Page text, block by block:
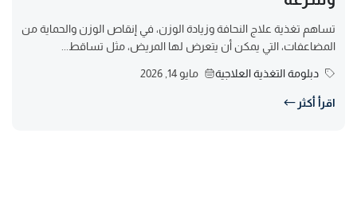
تساهم تغذية علاج النحافة وزيادة الوزن، في إنقاص الوزن والحماية من
المضاعفات، التي يمكن أن يتعرض لها المريض، مثل تساقط...
دبلومة التغذية العلاجية مايو 14, 2026
اقرأ أكثر